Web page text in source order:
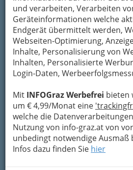
und verarbeiten, Verarbeiten
Geräteinformationen welche
Endgerät übermittelt werden,
Webseiten-Optimierung,
Inhalte, Personalisierung von
Inhalten, Personalisierte
Login-Daten,
Mit INFOGraz Werbefrei bieten
um € 4,99/Monat eine
welche die
Nutzung von info-graz.at von
unbedingt notwendige Ausmaß
Infos dazu finden Sie hier
Die wichtigsten
Einkaufen &
Handel
Gutschein-Welt:
bis H&M, C&A
Gewinnspiele -
Gutscheine